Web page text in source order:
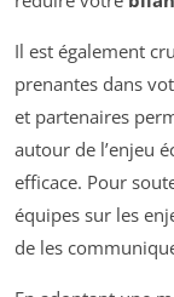
Il est également
prenantes dans
et partenaires
autour de l’enjeu
efficace. Pour
équipes sur les
de les